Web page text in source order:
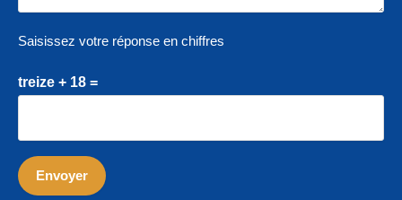
Saisissez votre réponse en chiffres
treize + 18 =